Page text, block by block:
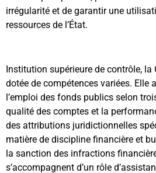
irrégularité et de garantir une
ressources de l’État.
Institution supérieure de contrôle,
dotée de compétences variées. Elle
l’emploi des fonds publics selon
qualité des comptes et la
des attributions juridictionnelles
matière de discipline financière et
la sanction des infractions
s’accompagnent d’un rôle